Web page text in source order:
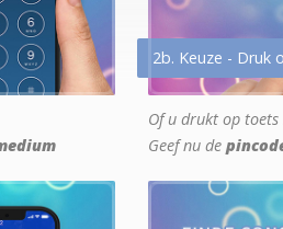
2b. Keuze - Druk
Of u drukt op toets
Geef nu de